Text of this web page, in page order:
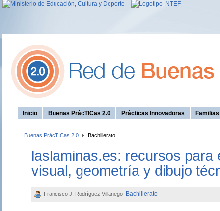
Inicio Buenas PrácTICas 2.0 Prácticas Innovadoras
Buenas PrácTICas 2.0 Bachillerato
laslaminas.es: recursos para
visual, geometría y dibujo
Francisco J. Rodríguez Villanego Bachillerato